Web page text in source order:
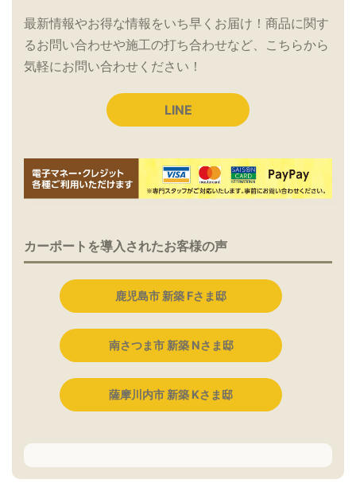
最新情報やお得な情報をいち早くお届け！商品に関す
るお問い合わせや施工の打ち合わせなど、こちらから
気軽にお問い合わせください！
LINE
カーポートを導入されたお客様の声
鹿児島市 新築 Fさま邸
南さつま市 新築 Nさま邸
薩摩川内市 新築 Kさま邸